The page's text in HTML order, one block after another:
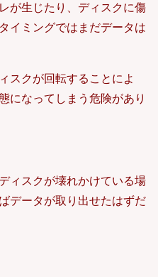
が生じたり、ディスクに傷
イミングではまだデータは
スクが回転することによ
になってしまう危険があり
ィスクが壊れかけている場
データが取り出せたはずだ